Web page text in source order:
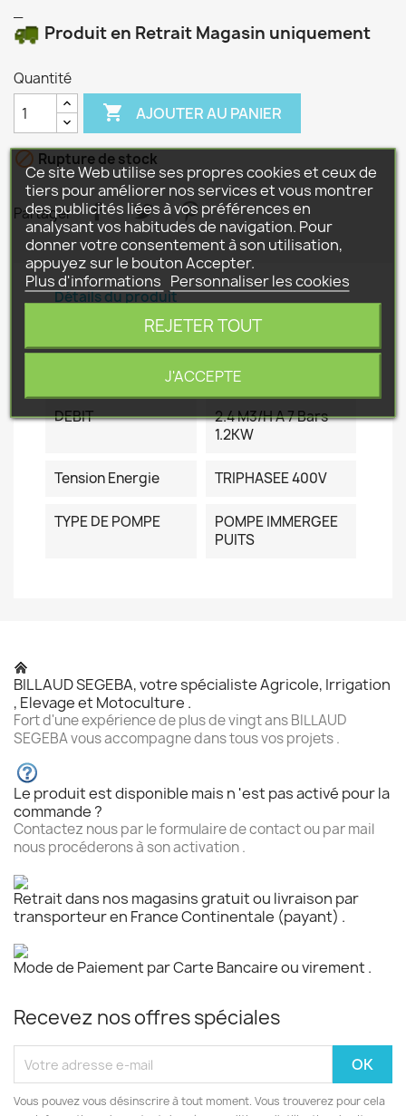
Produit en Retrait Magasin uniquement
Quantité
 AJOUTER AU PANIER
 Rupture de stock
Partager
Détails du produit
RéférenceP|67506
DEBIT
2.4 M3/h A 7 Bars
1.2KW
Tension Energie TRIPHASEE 400V
TYPE DE POMPE
POMPE IMMERGEE
PUITS
BILLAUD SEGEBA, votre spécialiste Agricole, Irrigation
, Elevage et Motoculture .
Fort d'une expérience de plus de vingt ans BILLAUD
SEGEBA vous accompagne dans tous vos projets .
Le produit est disponible mais n 'est pas activé pour la
commande ?
Contactez nous par le formulaire de contact ou par mail
nous procéderons à son activation .
Retrait dans nos magasins gratuit ou livraison par
transporteur en France Continentale (payant) .
Mode de Paiement par Carte Bancaire ou virement .
Recevez nos offres spéciales
Vous pouvez vous désinscrire à tout moment. Vous trouverez pour cela
Ce site Web utilise ses propres cookies et ceux de
tiers pour améliorer nos services et vous montrer
des publicités liées à vos préférences en
analysant vos habitudes de navigation. Pour
donner votre consentement à son utilisation,
appuyez sur le bouton Accepter.
Plus d'informations Personnaliser les cookies
REJETER TOUT
J'ACCEPTE